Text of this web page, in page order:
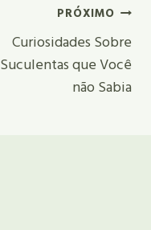
PRÓXIMO
Curiosidades Sobre
Suculentas que Você
não Sabia